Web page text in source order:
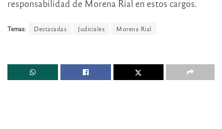
responsabilidad de Morena Rial en estos cargos.
Temas: Destacadas Judiciales Morena Rial